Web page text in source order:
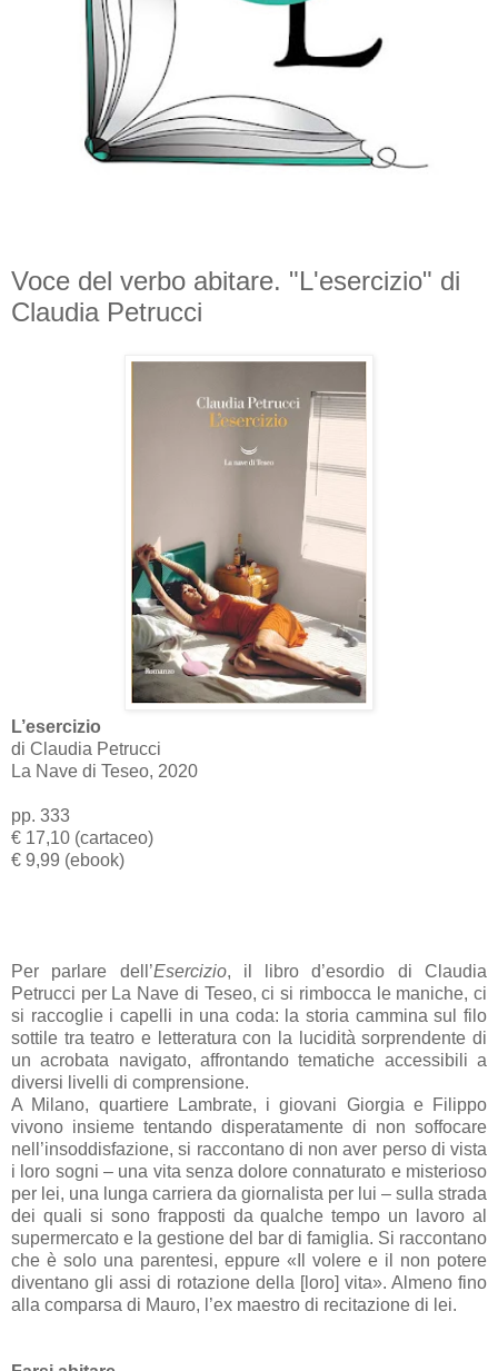
Voce del verbo abitare. "L'esercizio" di
Claudia Petrucci
L’esercizio
di Claudia Petrucci
La Nave di Teseo, 2020
pp. 333
€ 17,10 (cartaceo)
€ 9,99 (ebook)
Per parlare dell’Esercizio, il libro d’esordio di Claudia
Petrucci per La Nave di Teseo, ci si rimbocca le maniche, ci
si raccoglie i capelli in una coda: la storia cammina sul filo
sottile tra teatro e letteratura con la lucidità sorprendente di
un acrobata navigato, affrontando tematiche accessibili a
diversi livelli di comprensione.
A Milano, quartiere Lambrate, i giovani Giorgia e Filippo
vivono insieme tentando disperatamente di non soffocare
nell’insoddisfazione, si raccontano di non aver perso di vista
i loro sogni – una vita senza dolore connaturato e misterioso
per lei, una lunga carriera da giornalista per lui – sulla strada
dei quali si sono frapposti da qualche tempo un lavoro al
supermercato e la gestione del bar di famiglia. Si raccontano
che è solo una parentesi, eppure «Il volere e il non potere
diventano gli assi di rotazione della [loro] vita». Almeno fino
alla comparsa di Mauro, l’ex maestro di recitazione di lei.